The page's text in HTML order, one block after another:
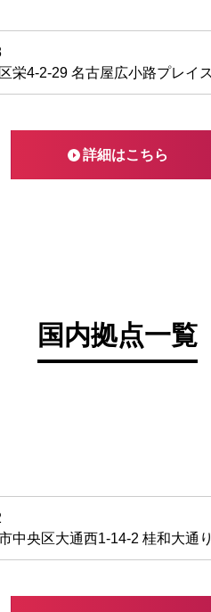
栄4-2-29 名古屋広小路プレイ
詳細はこちら
国内拠点一覧
中央区大通西1-14-2 桂和大通